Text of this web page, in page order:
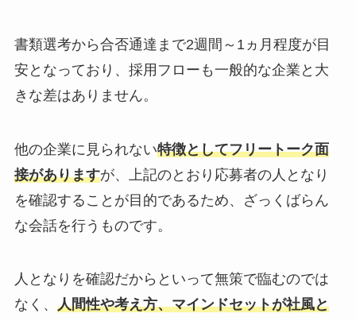
書類選考から合否通達まで2週間～1ヵ月程度が目
安となっており、採用フローも一般的な企業と大
きな差はありません。
他の企業に見られない特徴としてフリートーク面
接がありますが、上記のとおり応募者の人となり
を確認することが目的であるため、ざっくばらん
な会話を行うものです。
人となりを確認だからといって無策で臨むのでは
なく、 人間性や考え方、マインドセットが社風と